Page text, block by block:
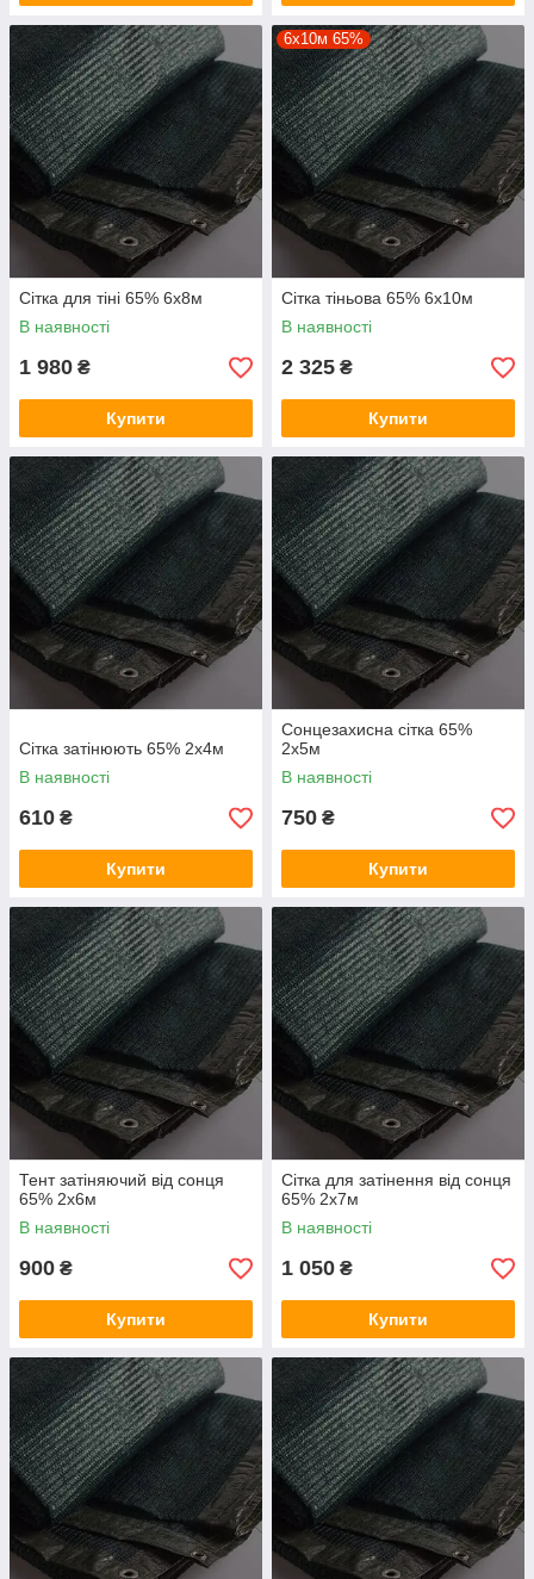
Сітка для тіні 65% 6х8м
В наявності
1 980 ₴
Купити
6х10м 65%
Сітка тіньова 65% 6х10м
В наявності
2 325 ₴
Купити
Сітка затінюють 65% 2х4м
В наявності
610 ₴
Купити
Сонцезахисна сітка 65%
2х5м
В наявності
750 ₴
Купити
Тент затіняючий від сонця
65% 2х6м
В наявності
900 ₴
Купити
Сітка для затінення від сонця
65% 2х7м
В наявності
1 050 ₴
Купити